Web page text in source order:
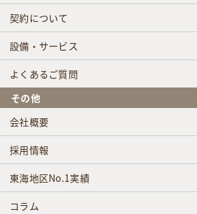
契約について
設備・サービス
よくあるご質問
その他
会社概要
採用情報
東海地区No.1実績
コラム